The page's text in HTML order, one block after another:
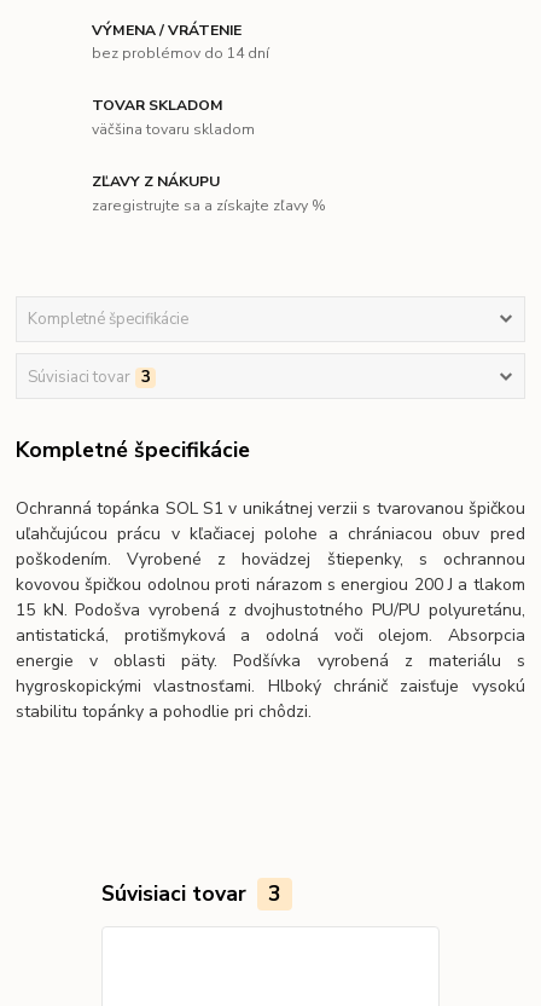
VÝMENA / VRÁTENIE
bez problémov do 14 dní
TOVAR SKLADOM
väčšina tovaru skladom
ZĽAVY Z NÁKUPU
zaregistrujte sa a získajte zľavy %
Kompletné špecifikácie
Súvisiaci tovar 3
Kompletné špecifikácie
Ochranná topánka SOL S1 v unikátnej verzii s tvarovanou špičkou
uľahčujúcou prácu v kľačiacej polohe a chrániacou obuv pred
poškodením. Vyrobené z hovädzej štiepenky, s ochrannou
kovovou špičkou odolnou proti nárazom s energiou 200 J a tlakom
15 kN. Podošva vyrobená z dvojhustotného PU/PU polyuretánu,
antistatická, protišmyková a odolná voči olejom. Absorpcia
energie v oblasti päty. Podšívka vyrobená z materiálu s
hygroskopickými vlastnosťami. Hlboký chránič zaisťuje vysokú
stabilitu topánky a pohodlie pri chôdzi.
Súvisiaci tovar 3